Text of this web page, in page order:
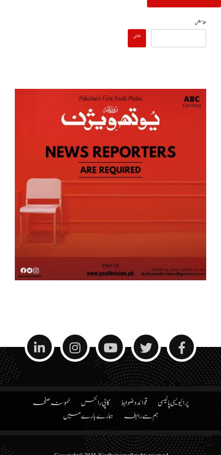
تلاش
تلاش
پرائیویسی پالیسی قوائد و ضوابط کاپی رائٹس
نمونہ صفحہ
ہم سے رابطہ
ہمارے بارے میں